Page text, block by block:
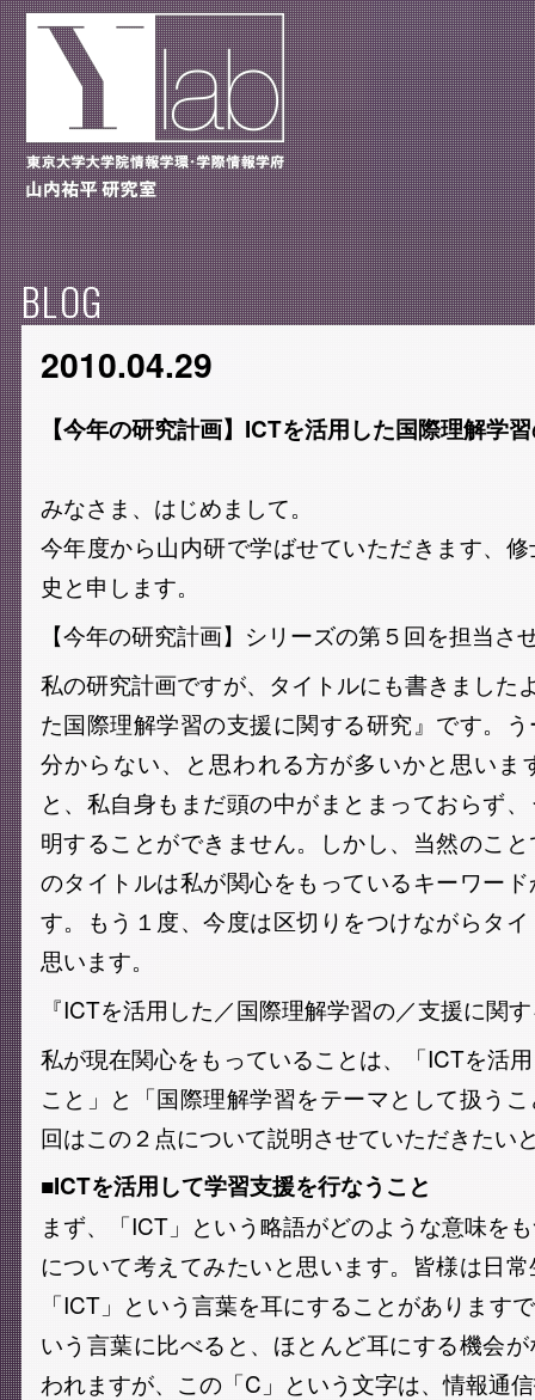
BLOG
2010.04.29
【今年の研究計画】ICTを活用した国際理解学
みなさま、はじめまして。
今年度から山内研で学ばせていただきます、
史と申します。
【今年の研究計画】シリーズの第５回を担当さ
私の研究計画ですが、タイトルにも書きました
た国際理解学習の支援に関する研究』です。
分からない、と思われる方が多いかと思いま
と、私自身もまだ頭の中がまとまっておらず
明することができません。しかし、当然のこ
のタイトルは私が関心をもっているキーワー
す。もう１度、今度は区切りをつけながらタ
思います。
『ICTを活用した／国際理解学習の／支援に関
私が現在関心をもっていることは、「ICTを活
こと」と「国際理解学習をテーマとして扱う
回はこの２点について説明させていただきたい
■ICTを活用して学習支援を行なうこと
まず、「ICT」という略語がどのような意味を
について考えてみたいと思います。皆様は日
「ICT」という言葉を耳にすることがあります
いう言葉に比べると、ほとんど耳にする機会
われますが、この「C」という文字は、情報通